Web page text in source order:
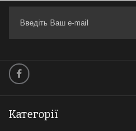
Категорії